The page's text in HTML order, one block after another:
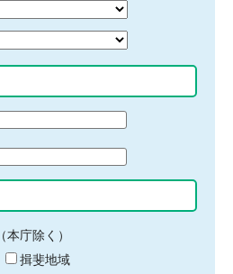
本庁除く）
揖斐地域